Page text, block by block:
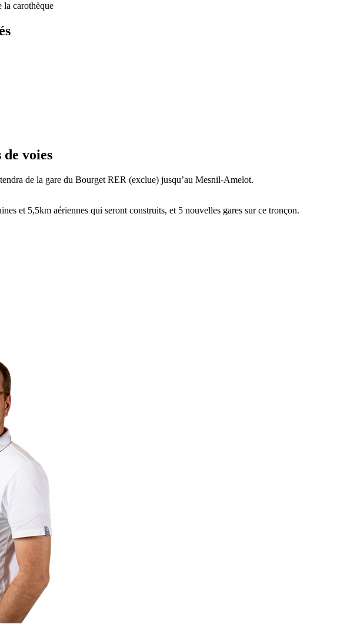
la carothèque
voies
de la gare du Bourget RER (exclue) jusqu’au Mesnil-Amelot.
et 5,5km aériennes qui seront construits, et 5 nouvelles gares sur ce tronçon.